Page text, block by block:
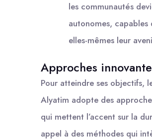
les communautés
autonomes, capables
elles-mêmes leur
Approches
Pour atteindre ses objectifs,
Alyatim adopte des
qui mettent l’accent sur la
appel à des méthodes qui